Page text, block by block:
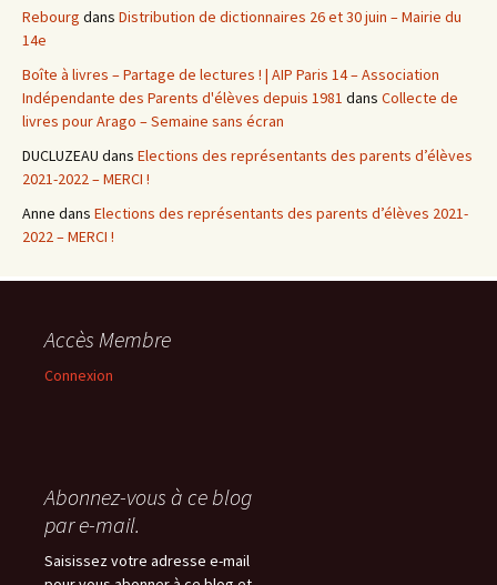
Rebourg dans Distribution de dictionnaires 26 et 30 juin – Mairie du
14e
Boîte à livres – Partage de lectures ! | AIP Paris 14 – Association
Indépendante des Parents d'élèves depuis 1981 dans Collecte de
livres pour Arago – Semaine sans écran
DUCLUZEAU dans Elections des représentants des parents d’élèves
2021-2022 – MERCI !
Anne dans Elections des représentants des parents d’élèves 2021-
2022 – MERCI !
Accès Membre
Connexion
Abonnez-vous à ce blog
par e-mail.
Saisissez votre adresse e-mail